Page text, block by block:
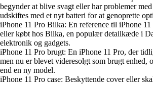
begynder at blive svagt eller har problemer
udskiftes med et nyt batteri for at genoprette
iPhone 11 Pro Bilka: En reference til iPhone
eller købt hos Bilka, en populær detailkæde i
elektronik og gadgets.
iPhone 11 Pro brugt: En iPhone 11 Pro, der
men nu er blevet videresolgt som brugt enhed,
end en ny model.
iPhone 11 Pro case: Beskyttende cover eller